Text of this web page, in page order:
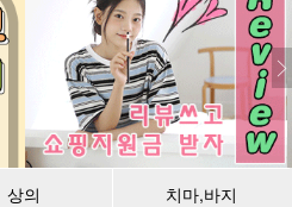
상의
치마,바지